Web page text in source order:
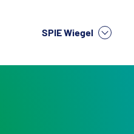
SPIE Wiegel